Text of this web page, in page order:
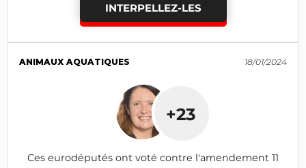
INTERPELLEZ-LES
ANIMAUX AQUATIQUES 18/01/2024
+23
Ces eurodéputés ont voté contre l'amendement 11